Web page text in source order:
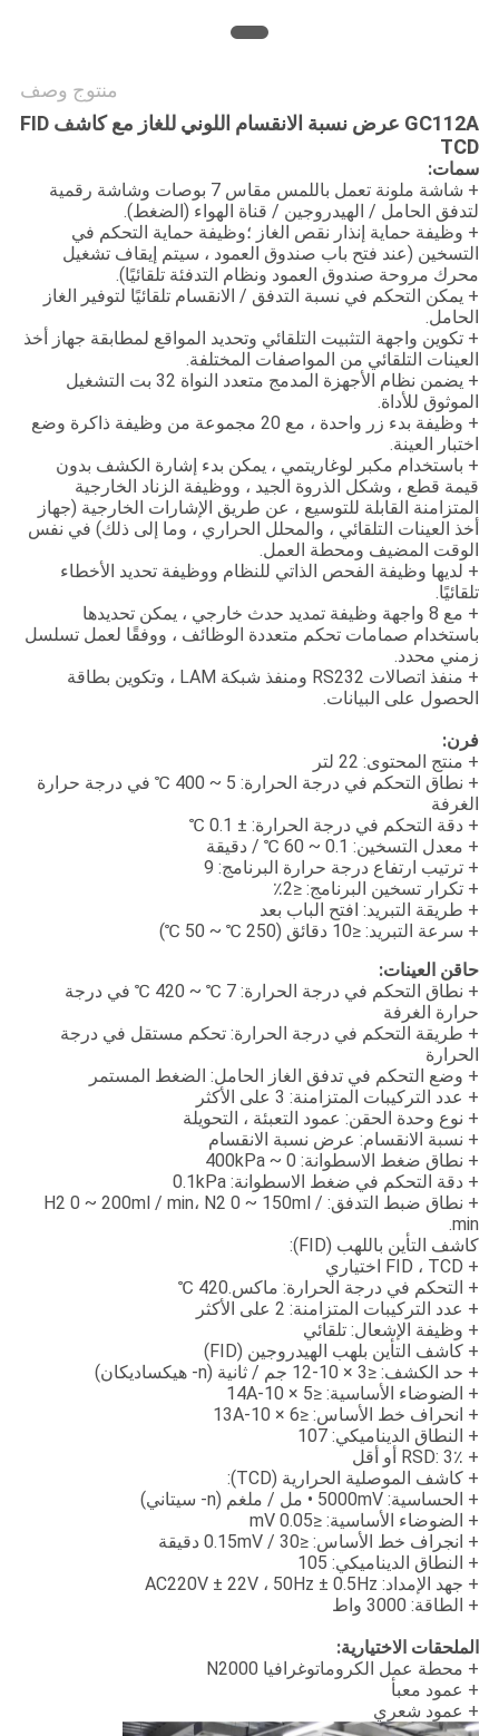
منتوج وصف
GC112A عرض نسبة الانقسام اللوني للغاز مع كاشف FID
TCD
سمات:
+ شاشة ملونة تعمل باللمس مقاس 7 بوصات وشاشة رقمية
لتدفق الحامل / الهيدروجين / قناة الهواء (الضغط).
+ وظيفة حماية إنذار نقص الغاز ؛وظيفة حماية التحكم في
التسخين (عند فتح باب صندوق العمود ، سيتم إيقاف تشغيل
محرك مروحة صندوق العمود ونظام التدفئة تلقائيًا).
+ يمكن التحكم في نسبة التدفق / الانقسام تلقائيًا لتوفير الغاز
الحامل.
+ تكوين واجهة التثبيت التلقائي وتحديد المواقع لمطابقة جهاز أخذ
العينات التلقائي من المواصفات المختلفة.
+ يضمن نظام الأجهزة المدمج متعدد النواة 32 بت التشغيل
الموثوق للأداة.
+ وظيفة بدء زر واحدة ، مع 20 مجموعة من وظيفة ذاكرة وضع
اختبار العينة.
+ باستخدام مكبر لوغاريتمي ، يمكن بدء إشارة الكشف بدون
قيمة قطع ، وشكل الذروة الجيد ، ووظيفة الزناد الخارجية
المتزامنة القابلة للتوسيع ، عن طريق الإشارات الخارجية (جهاز
أخذ العينات التلقائي ، والمحلل الحراري ، وما إلى ذلك) في نفس
الوقت المضيف ومحطة العمل.
+ لديها وظيفة الفحص الذاتي للنظام ووظيفة تحديد الأخطاء
تلقائيًا.
+ مع 8 واجهة وظيفة تمديد حدث خارجي ، يمكن تحديدها
باستخدام صمامات تحكم متعددة الوظائف ، ووفقًا لعمل تسلسل
زمني محدد.
+ منفذ اتصالات RS232 ومنفذ شبكة LAM ، وتكوين بطاقة
الحصول على البيانات.
فرن:
+ منتج المحتوى: 22 لتر
+ نطاق التحكم في درجة الحرارة: 5 ~ 400 ℃ في درجة حرارة
الغرفة
+ دقة التحكم في درجة الحرارة: ± 0.1 ℃
+ معدل التسخين: 0.1 ~ 60 ℃ / دقيقة
+ ترتيب ارتفاع درجة حرارة البرنامج: 9
+ تكرار تسخين البرنامج: ≤2٪
+ طريقة التبريد: افتح الباب بعد
+ سرعة التبريد: ≤10 دقائق (250 ℃ ~ 50 ℃)
حاقن العينات:
+ نطاق التحكم في درجة الحرارة: 7 ℃ ~ 420 ℃ في درجة
حرارة الغرفة
+ طريقة التحكم في درجة الحرارة: تحكم مستقل في درجة
الحرارة
+ وضع التحكم في تدفق الغاز الحامل: الضغط المستمر
+ عدد التركيبات المتزامنة: 3 على الأكثر
+ نوع وحدة الحقن: عمود التعبئة ، التحويلة
+ نسبة الانقسام: عرض نسبة الانقسام
+ نطاق ضغط الاسطوانة: 0 ~ 400kPa
+ دقة التحكم في ضغط الاسطوانة: 0.1kPa
+ نطاق ضبط التدفق: H2 0 ~ 200ml / min، N2 0 ~ 150ml /
min.
كاشف التأين باللهب (FID):
+ FID ، TCD اختياري
+ التحكم في درجة الحرارة: ماكس.420 ℃
+ عدد التركيبات المتزامنة: 2 على الأكثر
+ وظيفة الإشعال: تلقائي
+ كاشف التأين بلهب الهيدروجين (FID)
+ حد الكشف: ≤3 × 10-12 جم / ثانية (n- هيكساديكان)
+ الضوضاء الأساسية: ≤5 × 10-14A
+ انحراف خط الأساس: ≤6 × 10-13A
+ النطاق الديناميكي: 107
+ RSD: 3٪ أو أقل
+ كاشف الموصلية الحرارية (TCD):
+ الحساسية: 5000mV • مل / ملغم (n- سيتاني)
+ الضوضاء الأساسية: ≤0.05 mV
+ انجراف خط الأساس: ≤0.15mV / 30 دقيقة
+ النطاق الديناميكي: 105
+ جهد الإمداد: AC220V ± 22V ، 50Hz ± 0.5Hz
+ الطاقة: 3000 واط
الملحقات الاختيارية:
+ محطة عمل الكروماتوغرافيا N2000
+ عمود معبأ
+ عمود شعري